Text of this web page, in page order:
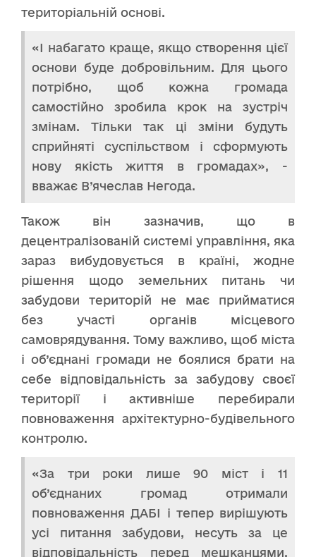
територіальній основі.
«І набагато краще, якщо створення цієї
основи буде добровільним. Для цього
потрібно, щоб кожна громада
самостійно зробила крок на зустріч
змінам. Тільки так ці зміни будуть
сприйняті суспільством і сформують
нову якість життя в громадах», -
вважає В’ячеслав Негода.
Також він зазначив, що в
децентралізованій системі управління, яка
зараз вибудовується в країні, жодне
рішення щодо земельних питань чи
забудови територій не має прийматися
без участі органів місцевого
самоврядування. Тому важливо, щоб міста
і об’єднані громади не боялися брати на
себе відповідальність за забудову своєї
території і активніше перебирали
повноваження архітектурно-будівельного
контролю.
«За три роки лише 90 міст і 11
об’єднаних громад отримали
повноваження ДАБІ і тепер вирішують
усі питання забудови, несуть за це
відповідальність перед мешканцями.